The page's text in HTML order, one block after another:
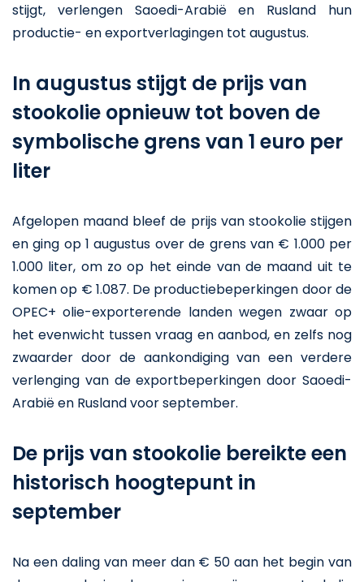
stijgt, verlengen Saoedi-Arabië en Rusland hun
productie- en exportverlagingen tot augustus.
In augustus stijgt de prijs van
stookolie opnieuw tot boven de
symbolische grens van 1 euro per
liter
Afgelopen maand bleef de prijs van stookolie stijgen
en ging op 1 augustus over de grens van € 1.000 per
1.000 liter, om zo op het einde van de maand uit te
komen op € 1.087. De productiebeperkingen door de
OPEC+ olie-exporterende landen wegen zwaar op
het evenwicht tussen vraag en aanbod, en zelfs nog
zwaarder door de aankondiging van een verdere
verlenging van de exportbeperkingen door Saoedi-
Arabië en Rusland voor september.
De prijs van stookolie bereikte een
historisch hoogtepunt in
september
Na een daling van meer dan € 50 aan het begin van